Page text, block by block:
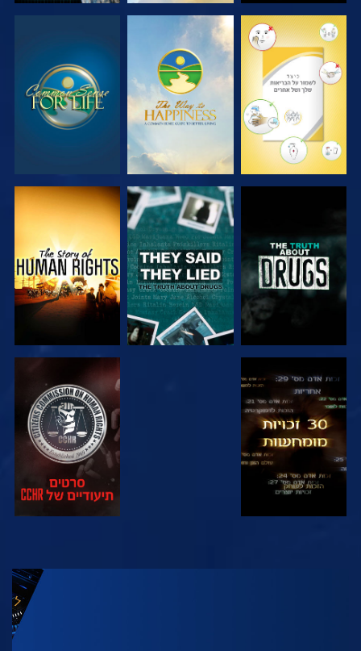
צפה צפה צפה
צפה צפה
צפה צפה
בדוק את הסדרה